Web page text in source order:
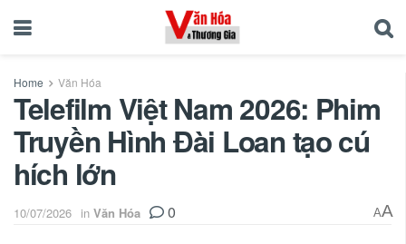
Home Văn Hóa
Telefilm Việt Nam 2026: Phim
Truyền Hình Đài Loan tạo cú
hích lớn
10/07/2026 in Văn Hóa 0 AA